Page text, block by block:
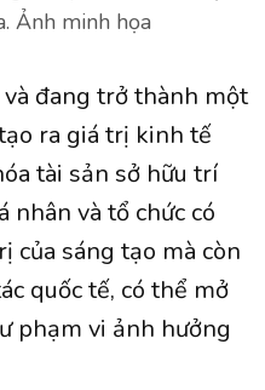
Ảnh minh họa
đang trở thành một
ra giá trị kinh tế
tài sản sở hữu trí
nhân và tổ chức có
của sáng tạo mà còn
quốc tế, có thể mở
phạm vi ảnh hưởng